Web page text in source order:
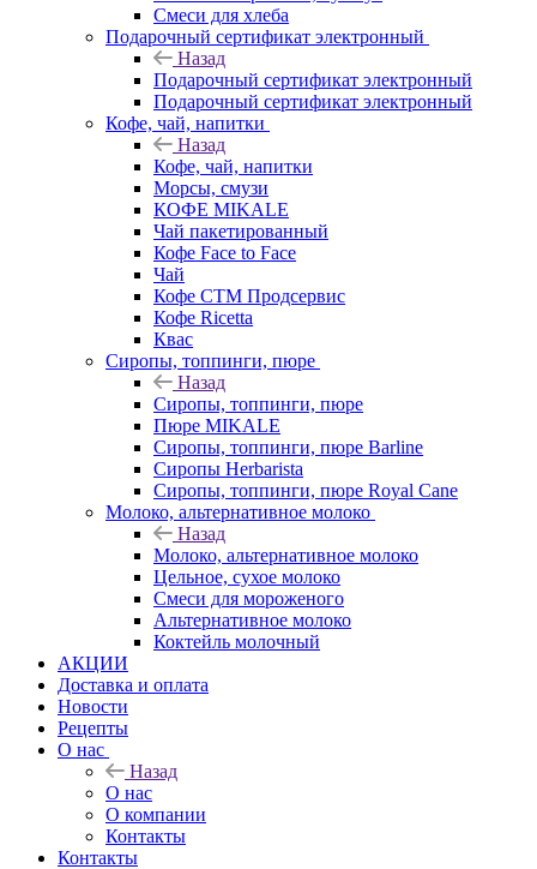
Смеси для хлеба
Подарочный сертификат электронный
Назад
Подарочный сертификат электронный
Подарочный сертификат электронный
Кофе, чай, напитки
Назад
Кофе, чай, напитки
Морсы, смузи
КОФЕ MIKALE
Чай пакетированный
Кофе Face to Face
Чай
Кофе СТМ Продсервис
Кофе Ricetta
Квас
Сиропы, топпинги, пюре
Назад
Сиропы, топпинги, пюре
Пюре MIKALE
Сиропы, топпинги, пюре Barline
Сиропы Herbarista
Сиропы, топпинги, пюре Royal Cane
Молоко, альтернативное молоко
Назад
Молоко, альтернативное молоко
Цельное, сухое молоко
Смеси для мороженого
Альтернативное молоко
Коктейль молочный
АКЦИИ
Доставка и оплата
Новости
Рецепты
О нас
Назад
О нас
О компании
Контакты
Контакты